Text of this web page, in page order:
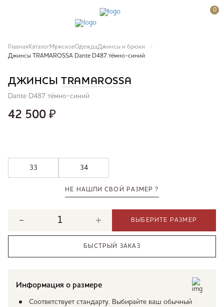
0
Главная КаталогМужскоеОдеждаДжинсы и брюки
Джинсы TRAMAROSSA Dante D487 тёмно-синий
ДЖИНСЫ TRAMAROSSA
Dante D487 тёмно-синий
42 500 ₽
НЕ НАШЛИ СВОЙ РАЗМЕР ?
33 34
ВЫБЕРИТЕ РАЗМЕР
БЫСТРЫЙ ЗАКАЗ
Информация о размере
Соответствует стандарту. Выбирайте ваш обычный